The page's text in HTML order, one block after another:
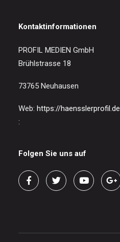
Kontaktinformationen
PROFIL MEDIEN GmbH
Brühlstrasse 18
73765 Neuhausen
Web: https://haensslerprofil.de
:
Folgen Sie uns auf